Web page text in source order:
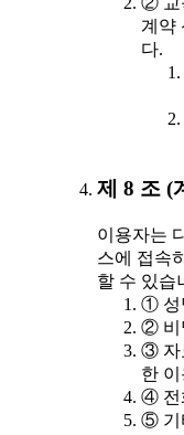
계약
다.
제 8 조 (
이용자는
스에 접속
할 수 있습
① 성
② 비
③ 자
한
④ 전
⑤ 기